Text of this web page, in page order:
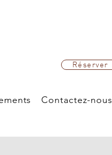
Réserver
Contactez-nous